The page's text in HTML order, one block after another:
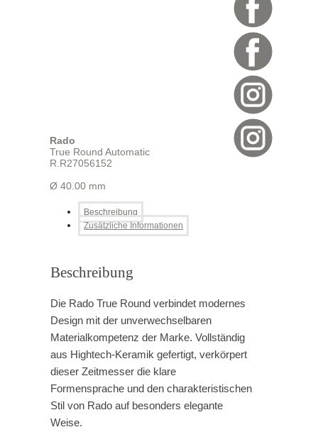
Rado
True Round Automatic
R.R27056152
Ø 40.00 mm
Beschreibung
Zusätzliche Informationen
Beschreibung
Die Rado True Round verbindet modernes
Design mit der unverwechselbaren
Materialkompetenz der Marke. Vollständig
aus Hightech-Keramik gefertigt, verkörpert
dieser Zeitmesser die klare
Formensprache und den charakteristischen
Stil von Rado auf besonders elegante
Weise.